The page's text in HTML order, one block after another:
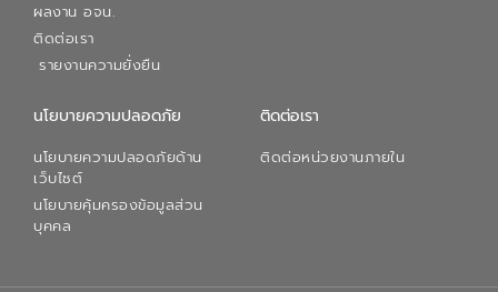
ผลงาน อจน.
ติดต่อเรา
รายงานความยั่งยืน
นโยบายความปลอดภัย
นโยบายความปลอดภัยด้าน
เว็บไซต์
นโยบายคุ้มครองข้อมูลส่วน
บุคคล
ติดต่อเรา
ติดต่อหน่วยงานภายใน